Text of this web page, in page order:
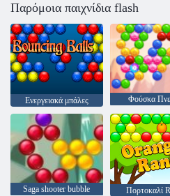
Παρόμοια παιχνίδια flash
Ενεργειακά μπάλες Φούσκα
Saga shooter bubble Πορτοκαλί